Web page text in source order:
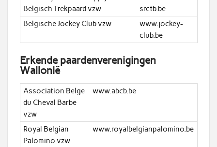
Belgisch Trekpaard vzw
srctb.be
Belgische Jockey Club vzw
www.jockey-
club.be
Erkende paardenverenigingen
Wallonië
Association Belge
du Cheval Barbe
vzw
www.abcb.be
Royal Belgian
Palomino vzw
www.royalbelgianpalomino.be